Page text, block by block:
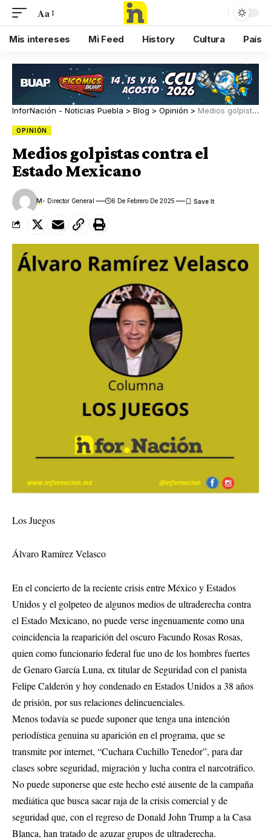
Aa
Mis intereses Mi Feed History Cultura País
InforNación - Noticias Puebla > Blog > Opinión > Medios golpistas contra el Estado Mexicano
OPINIÓN
Medios golpistas contra el
Estado Mexicano
M- Director General 6 De Febrero De 2025
Los Juegos
Álvaro Ramírez Velasco
En el concierto de la reciente crisis entre México y Estados
Unidos y el golpeteo de algunos medios de ultraderecha contra
el Estado Mexicano, no puede verse ingenuamente como una
coincidencia la reaparición del oscuro Facundo Rosas Rosas,
quien como funcionario federal fue uno de los hombres fuertes
de Genaro García Luna, ex titular de Seguridad con el panista
Felipe Calderón y hoy condenado en Estados Unidos a 38 años
de prisión, por sus relaciones delincuenciales.
Menos todavía se puede suponer que tenga una intención
periodística genuina su aparición en el programa, que se
transmite por internet, “Cuchara Cuchillo Tenedor”, para dar
clases sobre seguridad, migración y lucha contra el narcotráfico.
No puede suponerse que este hecho esté ausente de la campaña
mediática que busca sacar raja de la crisis comercial y de
seguridad que, con el regreso de Donald John Trump a la Casa
Blanca, han tratado de azuzar grupos de ultraderecha.